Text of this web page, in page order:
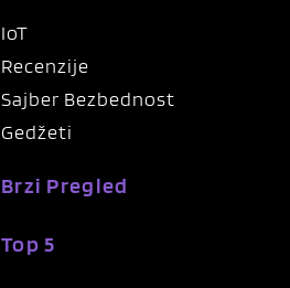
IoT
Recenzije
Sajber Bezbednost
Gedžeti
Brzi Pregled
Top 5